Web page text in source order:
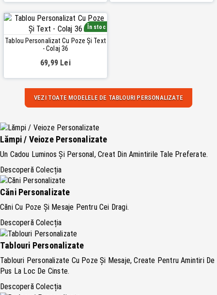
În stoc
Tablou Personalizat Cu Poze Și Text
- Colaj 36
69,99 Lei
VEZI TOATE MODELELE DE TABLOURI PERSONALIZATE
Lămpi / Veioze Personalizate
Un Cadou Luminos Și Personal, Creat Din Amintirile Tale Preferate.
Descoperă Colecția
Căni Personalizate
Căni Cu Poze Și Mesaje Pentru Cei Dragi.
Descoperă Colecția
Tablouri Personalizate
Tablouri Personalizate Cu Poze Și Mesaje, Create Pentru Amintiri De
Pus La Loc De Cinste.
Descoperă Colecția